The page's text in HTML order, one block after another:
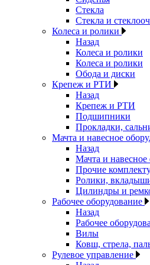
Стекла
Стекла и
Колеса и ролики
Назад
Колеса и ролики
Колеса и ролики
Обода и диски
Крепеж и РТИ
Назад
Крепеж и РТИ
Подшипники
Прокладки,
Мачта и навесное
Назад
Мачта и навесное
Прочие
Ролики,
Цилиндры и
Рабочее оборудование
Назад
Рабочее
Вилы
Ковш, стрела,
Рулевое управление